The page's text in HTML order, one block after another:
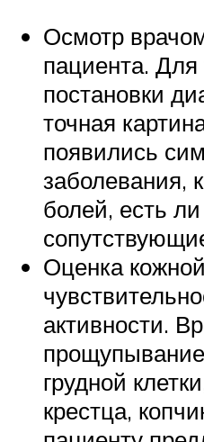
Осмотр
пациента. Для
постановки
точная
появились
заболевания,
болей, есть
Оценка кожной
активности.
грудной
крестца,